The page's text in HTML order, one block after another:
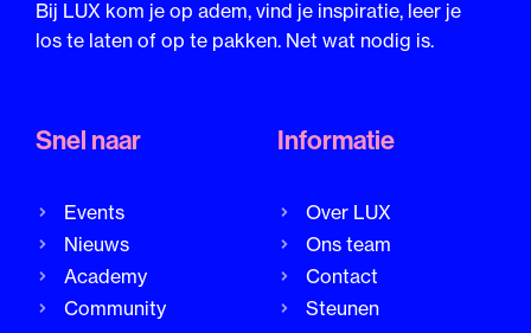
Bij LUX kom je op adem, vind je inspiratie, leer je
los te laten of op te pakken. Net wat nodig is.
Snel naar
Events
Nieuws
Academy
Community
Informatie
Over LUX
Ons team
Contact
Steunen